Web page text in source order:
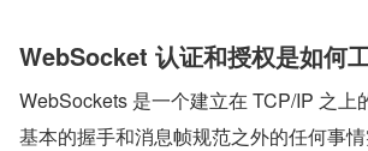
WebSocket 认证和授权是如何
WebSockets 是一个建立在 TCP/IP 之上
基本的握手和消息帧规范之外的任何事